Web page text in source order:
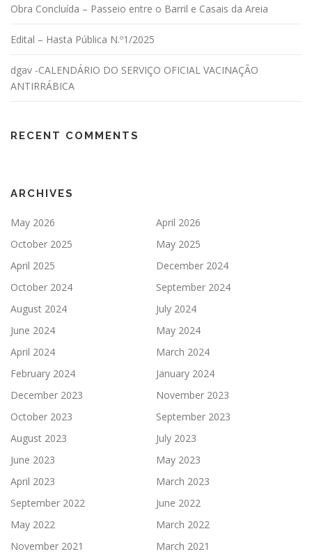
Obra Concluída – Passeio entre o Barril e Casais da Areia
Edital – Hasta Pública N.º1/2025
dgav -CALENDÁRIO DO SERVIÇO OFICIAL VACINAÇÃO
ANTIRRÁBICA
RECENT COMMENTS
ARCHIVES
May 2026
April 2026
October 2025
May 2025
April 2025
December 2024
October 2024
September 2024
August 2024
July 2024
June 2024
May 2024
April 2024
March 2024
February 2024
January 2024
December 2023
November 2023
October 2023
September 2023
August 2023
July 2023
June 2023
May 2023
April 2023
March 2023
September 2022
June 2022
May 2022
March 2022
November 2021
March 2021